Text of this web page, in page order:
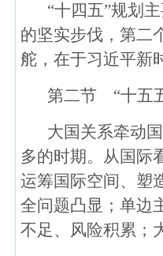
“十四五”规划
的坚实步伐，第二
舵，在于习近平新
第二节 “十五
大国关系牵动
多的时期。从国际
运筹国际空间、塑
全问题凸显；单边
不足、风险积累；